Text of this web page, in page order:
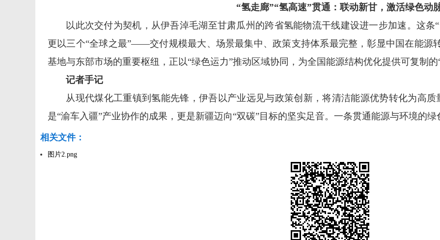
“氢走廊”“氢高速”贯通：联动新甘，激活绿色动
以此次交付为契机，从伊吾淖毛湖至甘肃瓜州的跨省氢能物流干线建设进一步加速。这条“
更以三个“全球之最”——交付规模最大、场景最集中、政策支持体系最完整，彰显中国在能源
基地与东部市场的重要枢纽，正以“绿色运力”推动区域协同，为全国能源结构优化提供可复制的
记者手记
从现代煤化工重镇到氢能先锋，伊吾以产业远见与政策创新，将清洁能源优势转化为高质
是“渝车入疆”产业协作的成果，更是新疆迈向“双碳”目标的坚实足音。一条贯通能源与环境的
相关文件：
图片2.png